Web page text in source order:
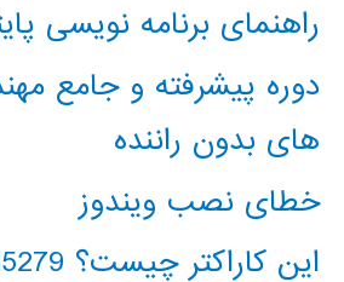
راهنمای برنامه نویسی
دوره پیشرفته و جامع
های بدون راننده
خطای نصب ویندوز
این کاراکتر چیست؟ 65279